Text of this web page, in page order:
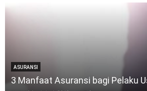
ASURANSI
3 Manfaat Asuransi bagi Pelaku